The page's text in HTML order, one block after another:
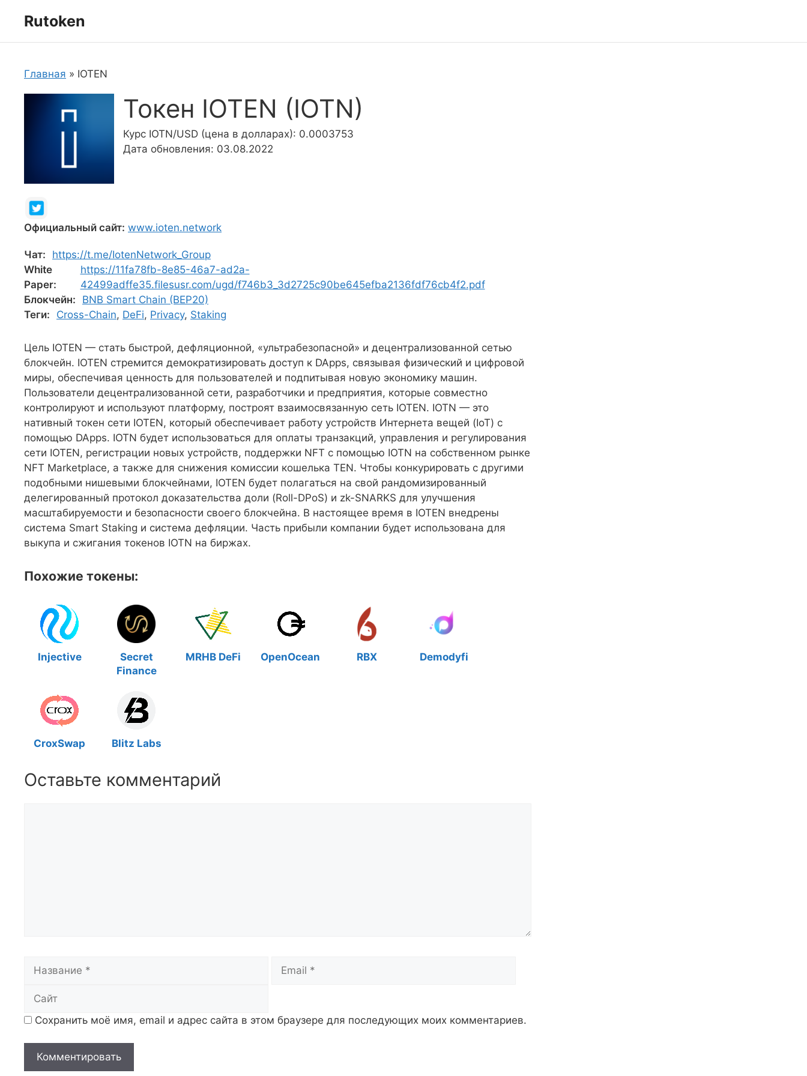
Rutoken
Главная » IOTEN
Токен IOTEN (IOTN)
Курс IOTN/USD (цена в долларах): 0.0003753
Дата обновления: 03.08.2022
Официальный сайт: www.ioten.network
Чат:
https://t.me/IotenNetwork_Group
White
Paper:
https://11fa78fb-8e85-46a7-ad2a-
42499adffe35.filesusr.com/ugd/f746b3_3d2725c90be645efba2136fdf76cb4f2.pdf
Блокчейн:
BNB Smart Chain (BEP20)
Теги:
Cross-Chain, DeFi, Privacy, Staking
Цель IOTEN — стать быстрой, дефляционной, «ультрабезопасной» и децентрализованной сетью
блокчейн. IOTEN стремится демократизировать доступ к DApps, связывая физический и цифровой
миры, обеспечивая ценность для пользователей и подпитывая новую экономику машин.
Пользователи децентрализованной сети, разработчики и предприятия, которые совместно
контролируют и используют платформу, построят взаимосвязанную сеть IOTEN. IOTN — это
нативный токен сети IOTEN, который обеспечивает работу устройств Интернета вещей (IoT) с
помощью DApps. IOTN будет использоваться для оплаты транзакций, управления и регулирования
сети IOTEN, регистрации новых устройств, поддержки NFT с помощью IOTN на собственном рынке
NFT Marketplace, а также для снижения комиссии кошелька TEN. Чтобы конкурировать с другими
подобными нишевыми блокчейнами, IOTEN будет полагаться на свой рандомизированный
делегированный протокол доказательства доли (Roll-DPoS) и zk-SNARKS для улучшения
масштабируемости и безопасности своего блокчейна. В настоящее время в IOTEN внедрены
система Smart Staking и система дефляции. Часть прибыли компании будет использована для
выкупа и сжигания токенов IOTN на биржах.
Похожие токены:
Injective
Secret
Finance
MRHB DeFi OpenOcean RBX Demodyfi
CroxSwap Blitz Labs
Оставьте комментарий
Сохранить моё имя, email и адрес сайта в этом браузере для последующих моих комментариев.